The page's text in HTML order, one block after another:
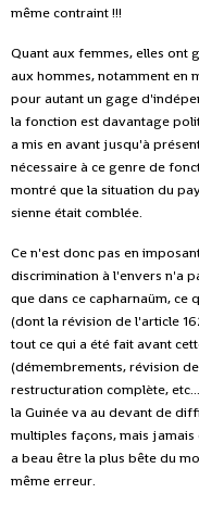
même contraint !!!
Quant aux femmes, elles ont
aux hommes, notamment en
pour autant un gage
la fonction est davantage
a mis en avant jusqu'à
nécessaire à ce genre de
montré que la situation du
sienne était comblée.
Ce n'est donc pas en
discrimination à l'envers n'a
que dans ce capharnaüm, ce
(dont la révision de l'article
tout ce qui a été fait avant
(démembrements, révision
restructuration complète,
la Guinée va au devant de
multiples façons, mais
a beau être la plus bête du
même erreur.